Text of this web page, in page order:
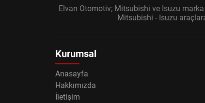
Elvan Otomotiv; Mitsubishi ve Isuzu marka
Mitsubishi - Isuzu
Kurumsal
Anasayfa
Hakkımızda
İletişim